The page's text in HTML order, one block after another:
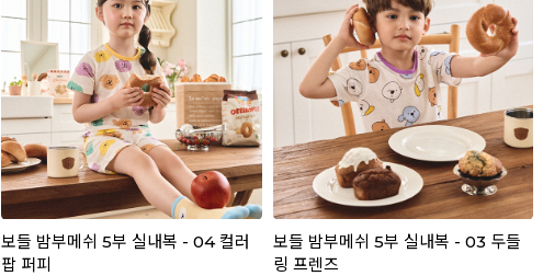
보들 밤부메쉬 5부 실내복 - 04 컬러
팝 퍼피
보들 밤부메쉬 5부 실내복 - 03 두들
링 프렌즈